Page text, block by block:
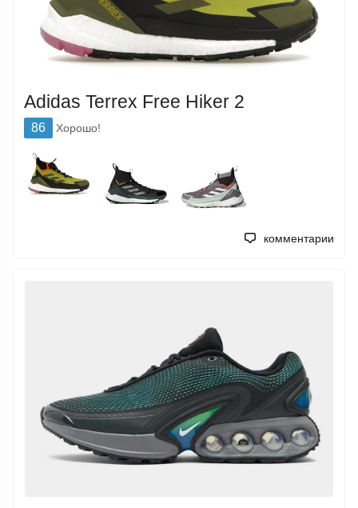
Adidas Terrex Free Hiker 2
86 Хорошо!
комментарии